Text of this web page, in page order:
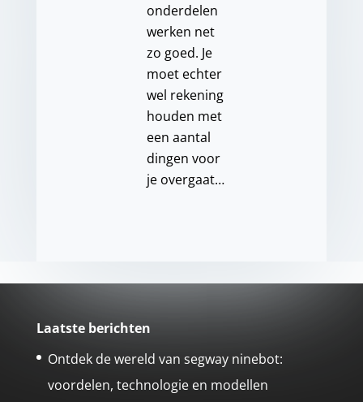
onderdelen
werken net
zo goed. Je
moet echter
wel rekening
houden met
een aantal
dingen voor
je overgaat…
Laatste berichten
Ontdek de wereld van segway ninebot:
voordelen, technologie en modellen